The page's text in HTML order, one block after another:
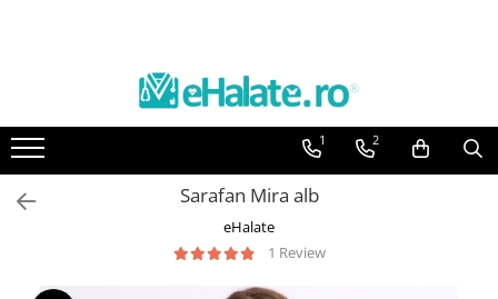
Toate Produsele
Bluze Unisex
Costume Unisex
1 2
Sarafan Mira alb
eHalate
1 Review